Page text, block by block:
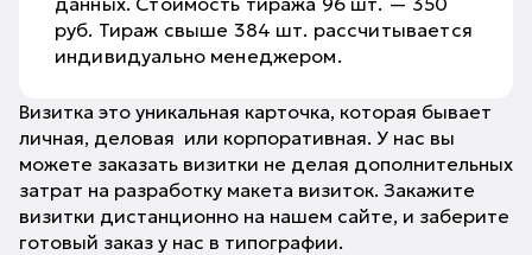
руб. Тираж свыше 384 шт. рассчитывается
индивидуально менеджером.
Визитка это уникальная карточка, которая бывает
личная, деловая или корпоративная. У нас вы
можете заказать визитки не делая дополнительных
затрат на разработку макета визиток. Закажите
визитки дистанционно на нашем сайте, и заберите
готовый заказ у нас в типографии.